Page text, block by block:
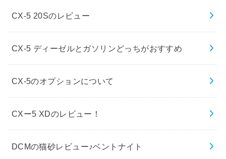
CX-5 20Sのレビュー
CX-5 ディーゼルとガソリンどっちがおすすめ
CX-5のオプションについて
CXー5 XDのレビュー！
DCMの猫砂レビュー♪ベントナイト